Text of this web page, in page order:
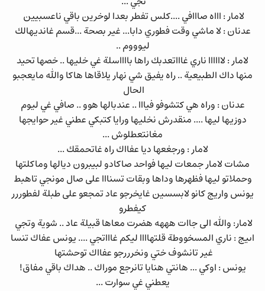
لامار : اااه صااافي ....كلس تفطر بعدا لوخرين باقي ناعسبيين
عدنان : لا ماشي وقت فطوري دابا... غير بصحة ...قسم غانديهالك
ليوووم ..
لامار : لاااااا ناري غاااتعدبك راها بااااسلة غي خليها .. خصها تحيد
منها داك الطبيعية .. راه يفيق شي نهار يلاقاها هاكا والله مايعجبو
الحال
عدنان : وراه هي كتشوفو فيااا .. عندبالها هوو .. صافي غي ليوم
دوزيها ليها .... منقدرش نخليها ورايا كتبكي عطني غير حوايجها
مغانتعطلوش ...
لامار : ورجغعها ديا عفااك راه غاتحمقك ...
مشات لامار جمعات ليها فواحد صاكادو لبيبرون ديالها وماكلتها
وحملاتو ليها فظهرها وداها وبقات تسنااا على صال مونجي تاهبط
يونس واريج كانو لابسسين غايخرجو عاد تمجعو على طبلة لفطوررر
كيفطرو
لامار: والله الى جاات هههه هضرت معاها قبيلة عاد .. شوية وتجي
اىيج : ناري المسخووطة قلتهاااا ليكم غاااتجي .... يونس عفاك تنسا
غير تانشوف ختي ونخرررجو عفااك توحشتها
يونس : اوكي ... هانتي هنايا تانرجع موراك .. هداك باقي مفاق!
يعطني غي سوارت ...